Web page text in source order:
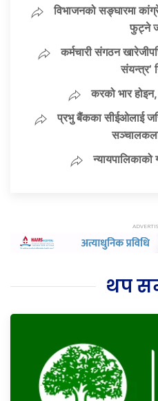
विभाजनको सङ्घारमा
फुट्ने
कर्मचारी संगठन
संयन्त्र’
करको भार
प्रभु बैंकका सीईओलाई
न्यायपालिकाको
थप